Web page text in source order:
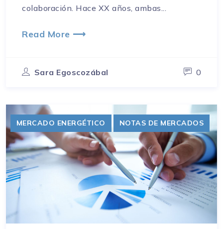
colaboración. Hace XX años, ambas...
Read More ⟶
Sara Egoscozábal 0
MERCADO ENERGÉTICO NOTAS DE MERCADOS